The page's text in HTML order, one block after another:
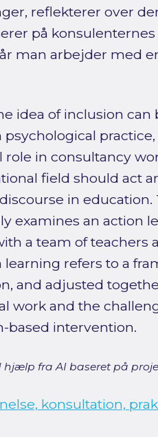
reflekterer over
på
man arbejder med
idea of inclusion can
in consultancy
field should act
in education.
examines an action
a team of teachers
learning refers to a
and adjusted
work and the
based intervention.
hjælp fra AI baseret på
konsultation,